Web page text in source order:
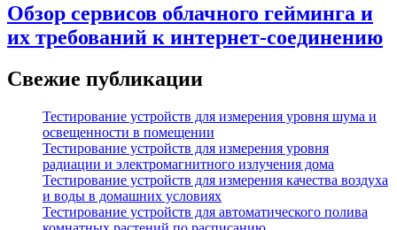
Обзор сервисов облачного гейминга и
их требований к интернет-соединению
Свежие публикации
Тестирование устройств для измерения уровня шума и
освещенности в помещении
Тестирование устройств для измерения уровня
радиации и электромагнитного излучения дома
Тестирование устройств для измерения качества воздуха
и воды в домашних условиях
Тестирование устройств для автоматического полива